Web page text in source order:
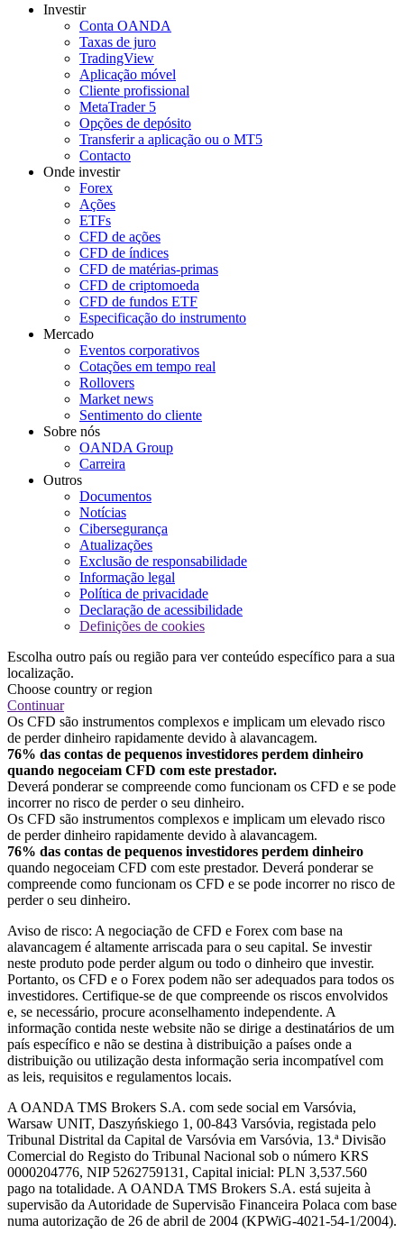
Investir
Conta OANDA
Taxas de juro
TradingView
Aplicação móvel
Cliente profissional
MetaTrader 5
Opções de depósito
Transferir a aplicação ou o MT5
Contacto
Onde investir
Forex
Ações
ETFs
CFD de ações
CFD de índices
CFD de matérias-primas
CFD de criptomoeda
CFD de fundos ETF
Especificação do instrumento
Mercado
Eventos corporativos
Cotações em tempo real
Rollovers
Market news
Sentimento do cliente
Sobre nós
OANDA Group
Carreira
Outros
Documentos
Notícias
Cibersegurança
Atualizações
Exclusão de responsabilidade
Informação legal
Política de privacidade
Declaração de acessibilidade
Definições de cookies
Escolha outro país ou região para ver conteúdo específico para a sua
localização.
Choose country or region
Continuar
Os CFD são instrumentos complexos e implicam um elevado risco
de perder dinheiro rapidamente devido à alavancagem.
76% das contas de pequenos investidores perdem dinheiro
quando negoceiam CFD com este prestador.
Deverá ponderar se compreende como funcionam os CFD e se pode
incorrer no risco de perder o seu dinheiro.
Os CFD são instrumentos complexos e implicam um elevado risco
de perder dinheiro rapidamente devido à alavancagem.
76% das contas de pequenos investidores perdem dinheiro
quando negoceiam CFD com este prestador. Deverá ponderar se
compreende como funcionam os CFD e se pode incorrer no risco de
perder o seu dinheiro.
Aviso de risco: A negociação de CFD e Forex com base na
alavancagem é altamente arriscada para o seu capital. Se investir
neste produto pode perder algum ou todo o dinheiro que investir.
Portanto, os CFD e o Forex podem não ser adequados para todos os
investidores. Certifique-se de que compreende os riscos envolvidos
e, se necessário, procure aconselhamento independente. A
informação contida neste website não se dirige a destinatários de um
país específico e não se destina à distribuição a países onde a
distribuição ou utilização desta informação seria incompatível com
as leis, requisitos e regulamentos locais.
A OANDA TMS Brokers S.A. com sede social em Varsóvia,
Warsaw UNIT, Daszyńskiego 1, 00-843 Varsóvia, registada pelo
Tribunal Distrital da Capital de Varsóvia em Varsóvia, 13.ª Divisão
Comercial do Registo do Tribunal Nacional sob o número KRS
0000204776, NIP 5262759131, Capital inicial: PLN 3,537.560
pago na totalidade. A OANDA TMS Brokers S.A. está sujeita à
supervisão da Autoridade de Supervisão Financeira Polaca com base
numa autorização de 26 de abril de 2004 (KPWiG-4021-54-1/2004).